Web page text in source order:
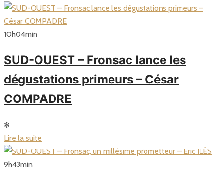
10h04min
SUD-OUEST – Fronsac lance les
dégustations primeurs – César
COMPADRE
✻
Lire la suite
9h43min